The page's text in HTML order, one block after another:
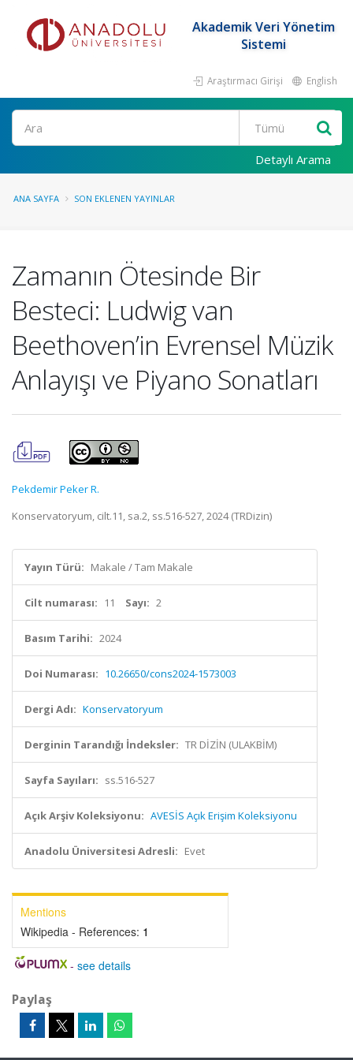
Akademik Veri Yönetim
Sistemi
Araştırmacı Girişi English
Ara
Detaylı Arama
ANA SAYFA SON EKLENEN YAYINLAR
Zamanın Ötesinde Bir
Besteci: Ludwig van
Beethoven’in Evrensel Müzik
Anlayışı ve Piyano Sonatları
Pekdemir Peker R.
Konservatoryum, cilt.11, sa.2, ss.516-527, 2024 (TRDizin)
Yayın Türü: Makale / Tam Makale
Cilt numarası: 11 Sayı: 2
Basım Tarihi: 2024
Doi Numarası: 10.26650/cons2024-1573003
Dergi Adı: Konservatoryum
Derginin Tarandığı İndeksler: TR DİZİN (ULAKBİM)
Sayfa Sayıları: ss.516-527
Açık Arşiv Koleksiyonu: AVESİS Açık Erişim Koleksiyonu
Anadolu Üniversitesi Adresli: Evet
Mentions
Wikipedia - References: 1
- see details
Paylaş